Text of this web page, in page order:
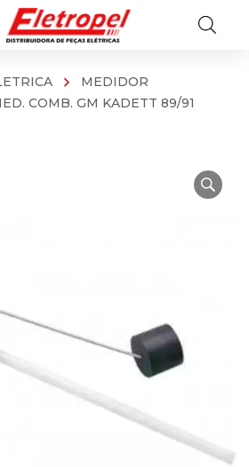
MEDIDOR
COMB. GM KADETT 89/91